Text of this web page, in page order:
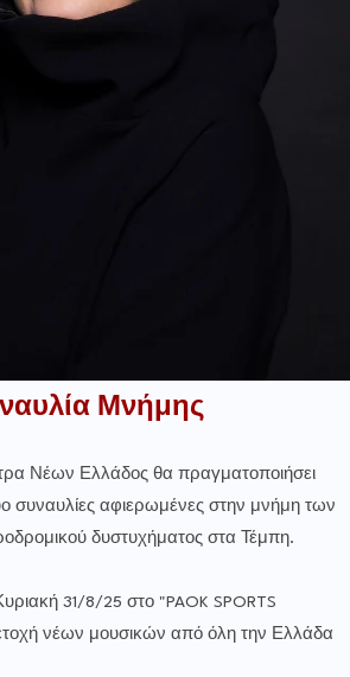
Μνήμης
Νέων Ελλάδος θα πραγματοποιήσει
συναυλίες αφιερωμένες στην μνήμη των
δυστυχήματος στα Τέμπη.
31/8/25 στο "PAOK SPORTS
νέων μουσικών από όλη την Ελλάδα